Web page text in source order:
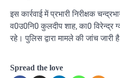
इस कार्रवाई में प्रभारी निरीक्षक
व0उ0नि0 कुलदीप शाह, का0 विरेन्द्र
रहे। पुलिस द्वारा मामले की जांच जारी
Spread the love